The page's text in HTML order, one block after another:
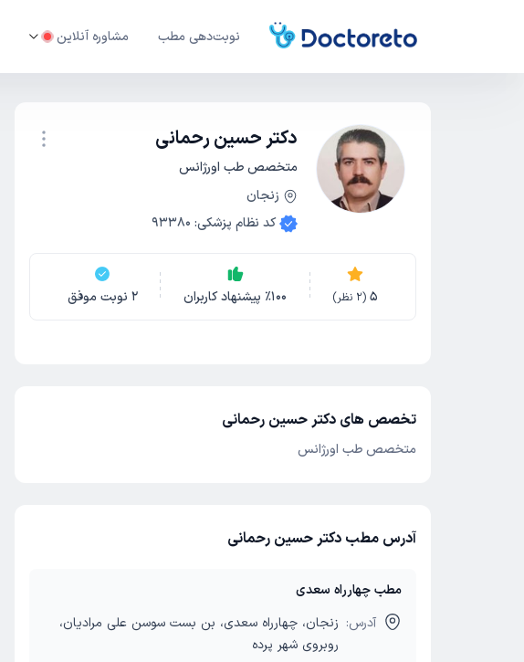
نوبت‌دهی مطب مشاوره آنلاین
دکتر حسین رحمانی
متخصص طب اورژانس
زنجان
کد نظام پزشکی:
93380
5
(
2 نظر) ٪100 پیشنهاد کاربران 2 نوبت موفق
تخصص های دکتر حسین رحمانی
متخصص طب اورژانس
آدرس مطب دکتر حسین رحمانی
مطب چهارراه سعدی
آدرس: زنجان، چهارراه سعدی، بن بست سوسن علی مرادیان،
روبروی شهر پرده